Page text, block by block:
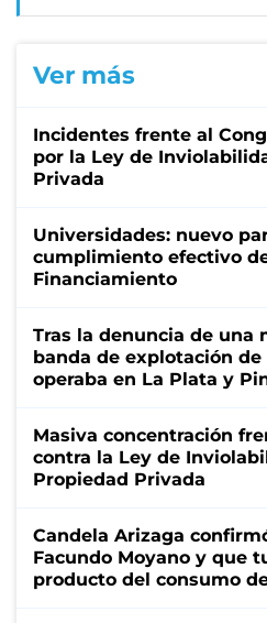
Ver más
Incidentes frente al
por la Ley de
Privada
Universidades: nuevo
cumplimiento efectivo
Financiamiento
Tras la denuncia de una
banda de explotación
operaba en La Plata y
Masiva concentración
contra la Ley de
Propiedad Privada
Candela Arizaga
Facundo Moyano y que
producto del consumo